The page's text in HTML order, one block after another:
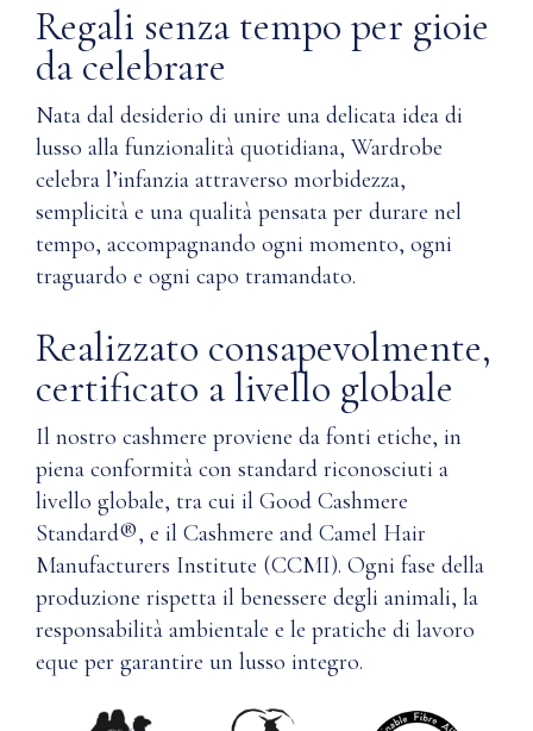
Regali senza tempo per gioie
da celebrare
Nata dal desiderio di unire una delicata idea di
lusso alla funzionalità quotidiana, Wardrobe
celebra l’infanzia attraverso morbidezza,
semplicità e una qualità pensata per durare nel
tempo, accompagnando ogni momento, ogni
traguardo e ogni capo tramandato.
Realizzato consapevolmente,
certificato a livello globale
Il nostro cashmere proviene da fonti etiche, in
piena conformità con standard riconosciuti a
livello globale, tra cui il Good Cashmere
Standard®, e il Cashmere and Camel Hair
Manufacturers Institute (CCMI). Ogni fase della
produzione rispetta il benessere degli animali, la
responsabilità ambientale e le pratiche di lavoro
eque per garantire un lusso integro.